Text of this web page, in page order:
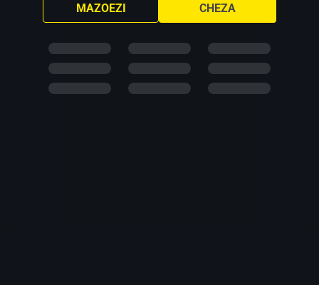
CHEZA
MAZOEZI